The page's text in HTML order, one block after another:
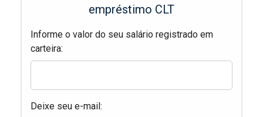
empréstimo CLT
Informe o valor do seu salário registrado em
carteira:
Deixe seu e-mail: